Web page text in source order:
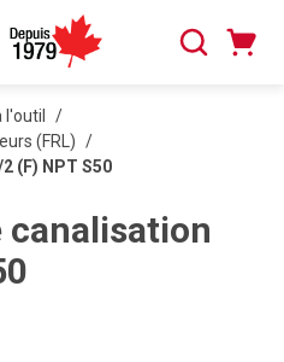
Recherche
/
(FRL) /
(F) NPT S50
canalisation